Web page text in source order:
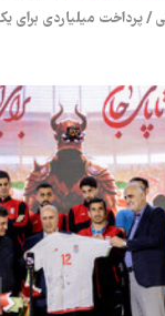
/ پرداخت میلیاردی برای